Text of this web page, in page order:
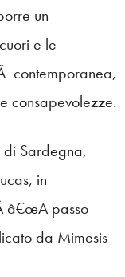
un
e le
contemporanea,
consapevolezze.
Sardegna,
in
â€œA passo
da Mimesis